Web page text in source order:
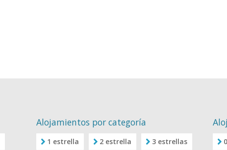
Alojamientos por categoría
1 estrella 2 estrella 3 estrellas